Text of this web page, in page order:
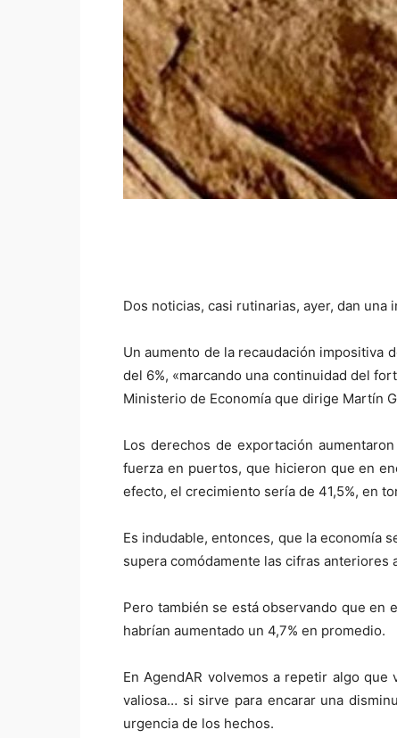
Dos noticias, casi rutinarias, ayer, dan
Un aumento de la recaudación impositiva
del 6%, «marcando una continuidad del
Ministerio de Economía que dirige Martín
Los derechos de exportación
fuerza en puertos, que hicieron que en
efecto, el crecimiento sería de 41,5%, en
Es indudable, entonces, que la economía
supera comódamente las cifras
Pero también se está observando que en
habrían aumentado un 4,7% en promedio.
En AgendAR volvemos a repetir algo
valiosa… si sirve para encarar una
urgencia de los hechos.